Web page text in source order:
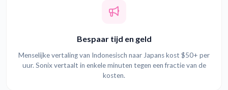
Bespaar tijd en geld
Menselijke vertaling van Indonesisch naar Japans kost $50+ per
uur. Sonix vertaalt in enkele minuten tegen een fractie van de
kosten.